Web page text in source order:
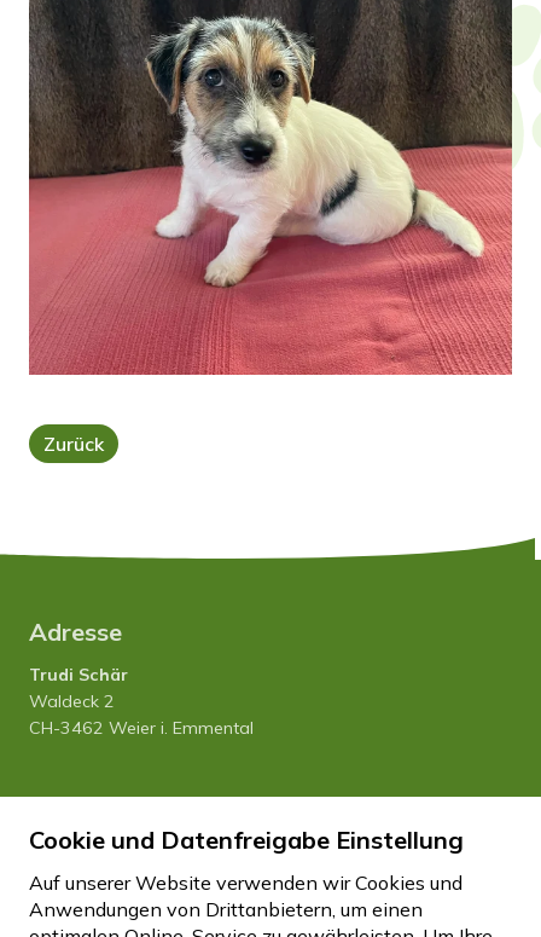
Zurück
Adresse
Trudi Schär
Waldeck 2
CH-3462 Weier i. Emmental
Natel 079 458 27 20
Cookie und Datenfreigabe Einstellung
Auf unserer Website verwenden wir Cookies und
Anwendungen von Drittanbietern, um einen